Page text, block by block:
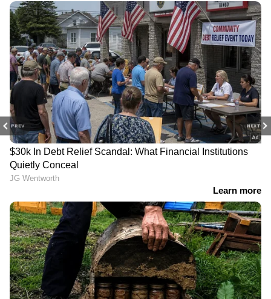
PREV NEXT